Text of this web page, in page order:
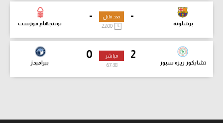
-
برشلونة
-
نوتنجهام فورست
بعد قليل
2
تشايكور ريزه سبور
0
بيراميدز
مباشر
67:40